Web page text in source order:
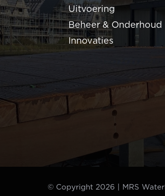
Uitvoering
Beheer & Onderhoud
Innovaties
© Copyright 2026 | MRS